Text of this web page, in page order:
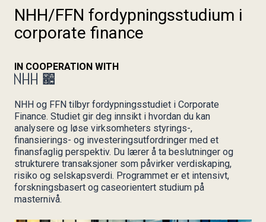
NHH/FFN fordypningsstudium i bærekraftig finansiell
analyse
FFN kurs om finansielle konsekvenser av ESG
NHH/FFN fordypningsstudium i Corporate Finance
NHH/FFN fordypningsstudium i kapitalforvaltning
Kommende aktiviteter
Gjennomførte aktiviteter
Stockmanprisen
Aktuelt
Uttalelse om finansiell informasjon
Publikasjoner
Arkiv
Organisasjonen
Våre bedriftsmedlemmer
Internasjonalt samarbeid
Etikk i FFN
Regnskap og årsberetning
Vedtekter
Kvinner i frontfinans
Bli med i KIFF
Styret i KIFF
Bli medlem Om FFN Kontakt oss
NHH/FFN fordypningsstudium i
corporate finance
IN COOPERATION WITH
NHH og FFN tilbyr fordypningsstudiet i Corporate
Finance. Studiet gir deg innsikt i hvordan du kan
analysere og løse virksomheters styrings-,
finansierings- og investeringsutfordringer med et
finansfaglig perspektiv. Du lærer å ta beslutninger og
strukturere transaksjoner som påvirker verdiskaping,
risiko og selskapsverdi. Programmet er et intensivt,
forskningsbasert og caseorientert studium på
masternivå.